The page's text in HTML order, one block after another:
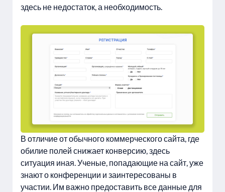
здесь не недостаток, а необходимость.
В отличие от обычного коммерческого сайта, где
обилие полей снижает конверсию, здесь
ситуация иная. Ученые, попадающие на сайт, уже
знают о конференции и заинтересованы в
участии. Им важно предоставить все данные для